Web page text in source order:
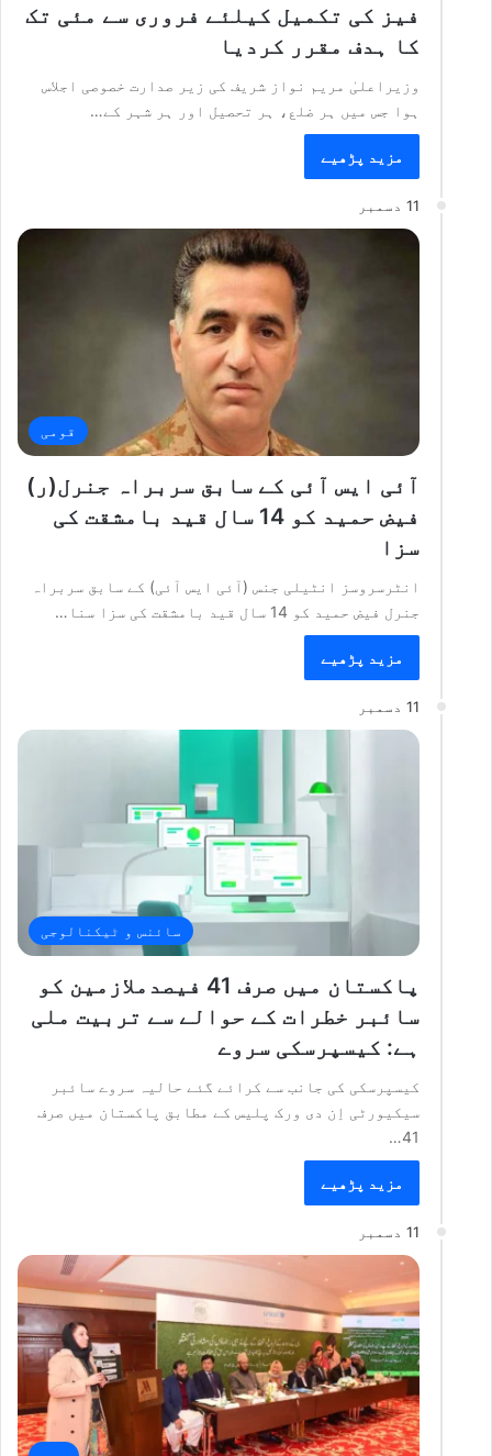
فیز کی تکمیل کیلئے فروری سے مئی تک
کا ہدف مقرر کردیا
وزیراعلیٰ مریم نواز شریف کی زیر صدارت خصوصی اجلاس
ہوا جس میں ہر ضلع، ہر تحصیل اور ہر شہر کے…
مزید پڑھیے
11 دسمبر
قومی
آئی ایس آئی کے سابق سربراہ جنرل(ر)
فیض حمید کو 14 سال قید بامشقت کی
سزا
انٹرسروسز انٹیلی جنس (آئی ایس آئی) کے سابق سربراہ
جنرل فیض حمید کو 14 سال قید بامشقت کی سزا سنا…
مزید پڑھیے
11 دسمبر
سائنس و ٹیکنالوجی
پاکستان میں صرف 41 فیصدملازمین کو
سائبر خطرات کے حوالے سے تربیت ملی
ہے: کیسپرسکی سروے
کیسپرسکی کی جانب سے کرائے گئے حالیہ سروے سائبر
سیکیورٹی اِن دی ورک پلیس کے مطابق پاکستان میں صرف
41…
مزید پڑھیے
11 دسمبر